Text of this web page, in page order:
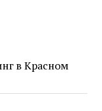
в Красном